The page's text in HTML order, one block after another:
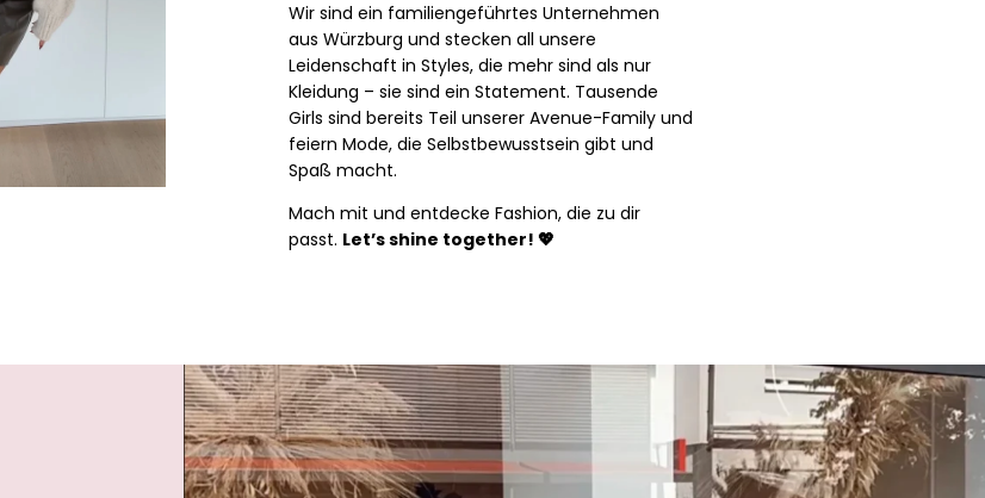
Wir sind ein familiengeführtes Unternehmen
aus Würzburg und stecken all unsere
Leidenschaft in Styles, die mehr sind als nur
Kleidung – sie sind ein Statement. Tausende
Girls sind bereits Teil unserer Avenue-Family und
feiern Mode, die Selbstbewusstsein gibt und
Spaß macht.
Mach mit und entdecke Fashion, die zu dir
passt. Let’s shine together! 💖